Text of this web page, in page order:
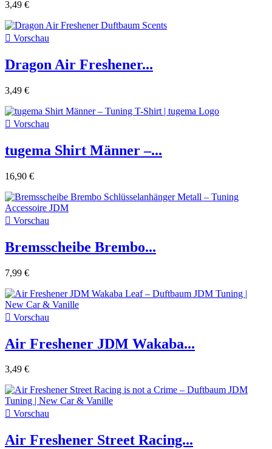
3,49 €
 Vorschau
Dragon Air Freshener...
3,49 €
 Vorschau
tugema Shirt Männer –...
16,90 €
 Vorschau
Bremsscheibe Brembo...
7,99 €
 Vorschau
Air Freshener JDM Wakaba...
3,49 €
 Vorschau
Air Freshener Street Racing...